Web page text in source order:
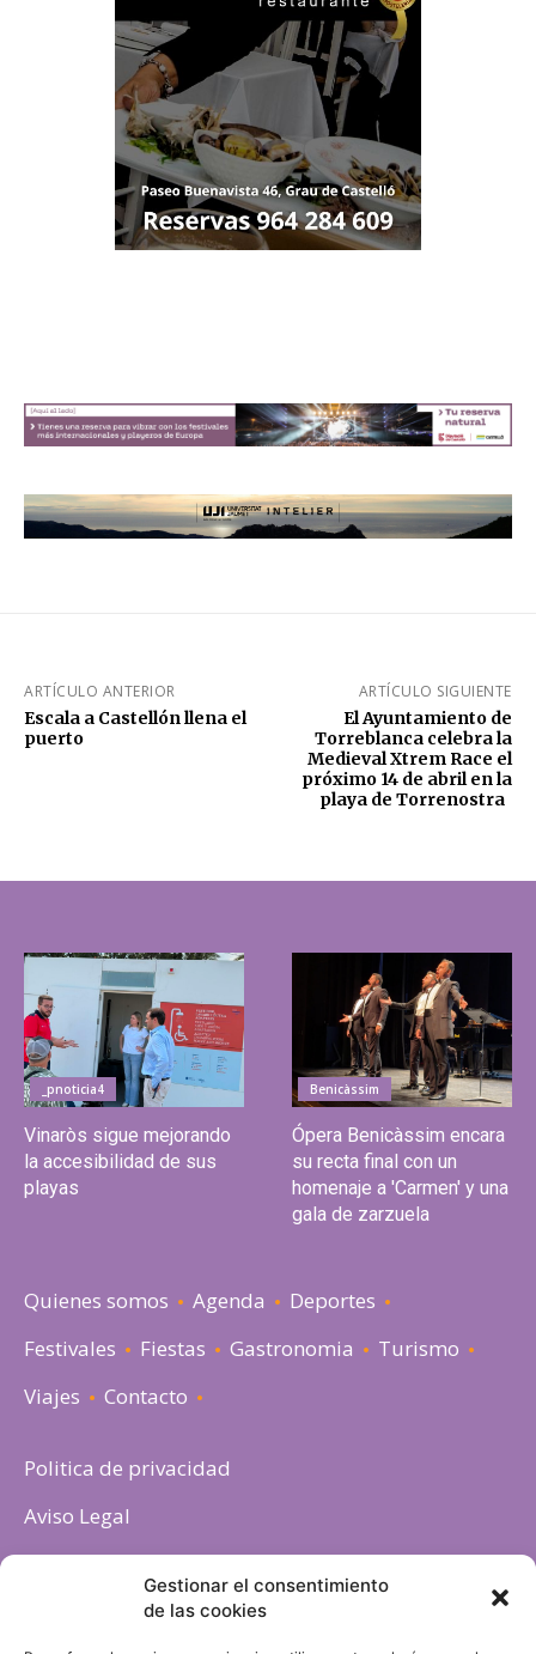
Gestionar el consentimiento
de las cookies
ARTÍCULO ANTERIOR
Escala a Castellón llena el
puerto
ARTÍCULO SIGUIENTE
El Ayuntamiento de
Torreblanca celebra la
Medieval Xtrem Race el
próximo 14 de abril en la
playa de Torrenostra
_pnoticia4
Vinaròs sigue mejorando
la accesibilidad de sus
playas
Benicàssim
Ópera Benicàssim encara
su recta final con un
homenaje a 'Carmen' y una
gala de zarzuela
Quienes somos Agenda
Deportes
Festivales
Fiestas Gastronomia
Turismo
Viajes
Contacto
Politica de privacidad
Aviso Legal
Política de cookies